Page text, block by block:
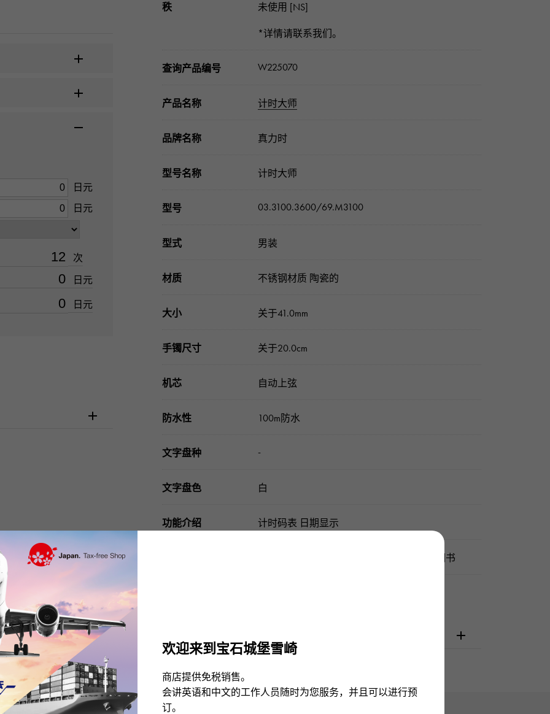
欢迎来到宝石城堡雪崎
商店提供免税销售。
会讲英语和中文的工作人员随时为您服务，并且可以进行预
订。
日元
日元
次
日元
日元
秩 未使用 [NS]
*详情请联系我们。
查询产品编号 W225070
产品名称 计时大师
品牌名称 真力时
型号名称 计时大师
型号 03.3100.3600/69.M3100
型式 男装
材质 不锈钢材质 陶瓷的
大小 关于41.0mm
手镯尺寸 关于20.0cm
机芯 自动上弦
防水性 100m防水
文字盘种 -
文字盘色 白
功能介绍 计时码表 日期显示
国际保证（担保） / 正品包装盒 / 使用说明书